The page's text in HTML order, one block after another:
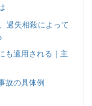
過失相殺によって
も適用される｜主
故の具体例